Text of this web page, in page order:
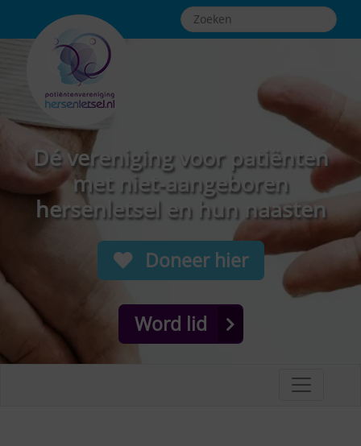
Dé vereniging voor patiënten
met niet-aangeboren
hersenletsel en hun naasten
Doneer hier
Word lid